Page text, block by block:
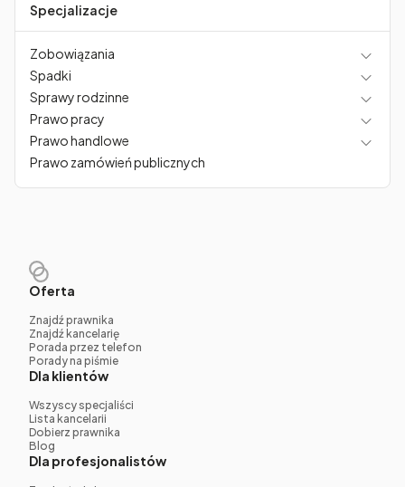
Specjalizacje
Zobowiązania
Spadki
Sprawy rodzinne
Prawo pracy
Prawo handlowe
Prawo zamówień publicznych
Oferta
Znajdź prawnika
Znajdź kancelarię
Porada przez telefon
Porady na piśmie
Dla klientów
Wszyscy specjaliści
Lista kancelarii
Dobierz prawnika
Blog
Dla profesjonalistów